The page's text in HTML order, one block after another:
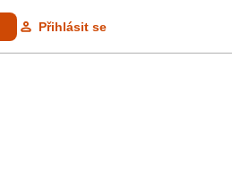
Přihlásit se